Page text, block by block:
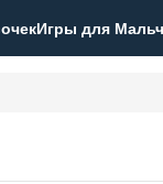
Игры для